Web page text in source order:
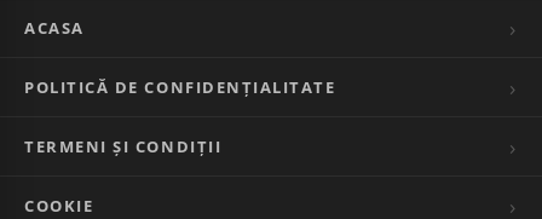
ACASA
POLITICĂ DE CONFIDENȚIALITATE
TERMENI ȘI CONDIȚII
COOKIE